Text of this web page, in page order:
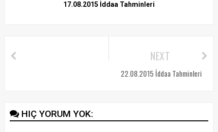
17.08.2015 İddaa Tahminleri
NEXT
22.08.2015 İddaa Tahminleri
HIÇ YORUM YOK: